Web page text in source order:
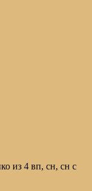
из 4 вп, сн, сн с